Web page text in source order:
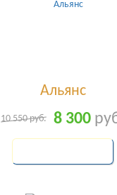
Альянс
10 550руб. 8 300